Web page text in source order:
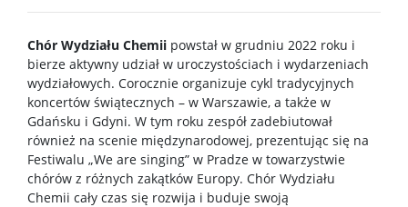
Ubezpieczenie zdrowotne
Dokumenty do pobrania
Pracownicy
Chór Wydziału Chemii powstał w grudniu 2022 roku i
bierze aktywny udział w uroczystościach i wydarzeniach
wydziałowych. Corocznie organizuje cykl tradycyjnych
koncertów świątecznych – w Warszawie, a także w
Gdańsku i Gdyni. W tym roku zespół zadebiutował
również na scenie międzynarodowej, prezentując się na
Festiwalu „We are singing” w Pradze w towarzystwie
chórów z różnych zakątków Europy. Chór Wydziału
Chemii cały czas się rozwija i buduje swoją